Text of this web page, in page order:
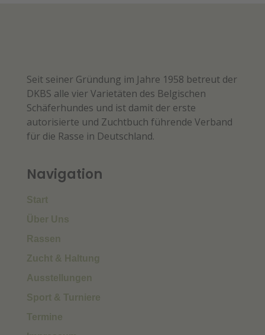
Seit seiner Gründung im Jahre 1958 betreut der
DKBS alle vier Varietäten des Belgischen
Schäferhundes und ist damit der erste
autorisierte und Zuchtbuch führende Verband
für die Rasse in Deutschland.
Navigation
Start
Über Uns
Rassen
Zucht & Haltung
Ausstellungen
Sport & Turniere
Termine